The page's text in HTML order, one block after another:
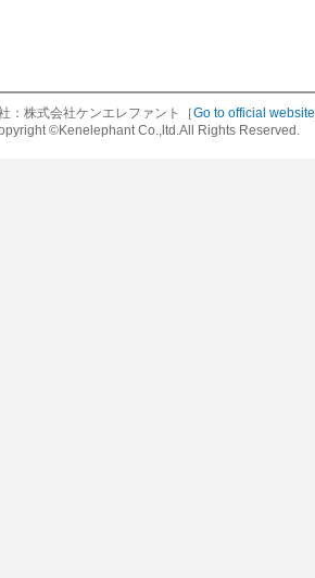
：株式会社ケンエレファント［Go to official website
©Kenelephant Co.,ltd.All Rights Reserved.